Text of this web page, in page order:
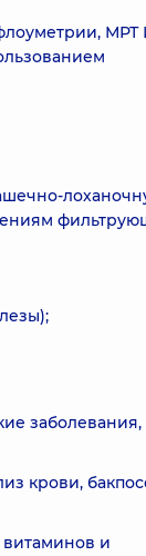
МРТ
заболевания,
крови,
витаминов и